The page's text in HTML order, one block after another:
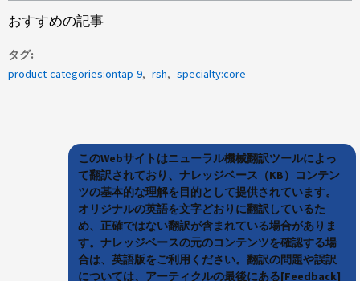
おすすめの記事
タグ
product-categories:ontap-9
rsh specialty:core
このWebサイトはニューラル機械翻訳ツールによっ
て翻訳されており、ナレッジベース（KB）コンテン
ツの基本的な理解を目的として提供されています。
オリジナルの英語を文字どおりに翻訳しているた
め、正確ではない翻訳が含まれている場合がありま
す。ナレッジベースの元のコンテンツを確認する場
合は、英語版をご利用ください。翻訳の問題や誤訳
については、アーティクルの最後にある[Feedback]